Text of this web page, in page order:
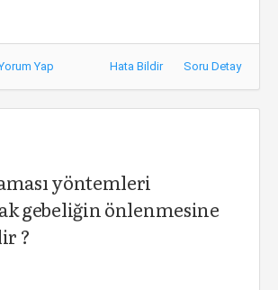
Yap Hata Bildir Soru Detay
yöntemleri
gebeliğin önlenmesine
?